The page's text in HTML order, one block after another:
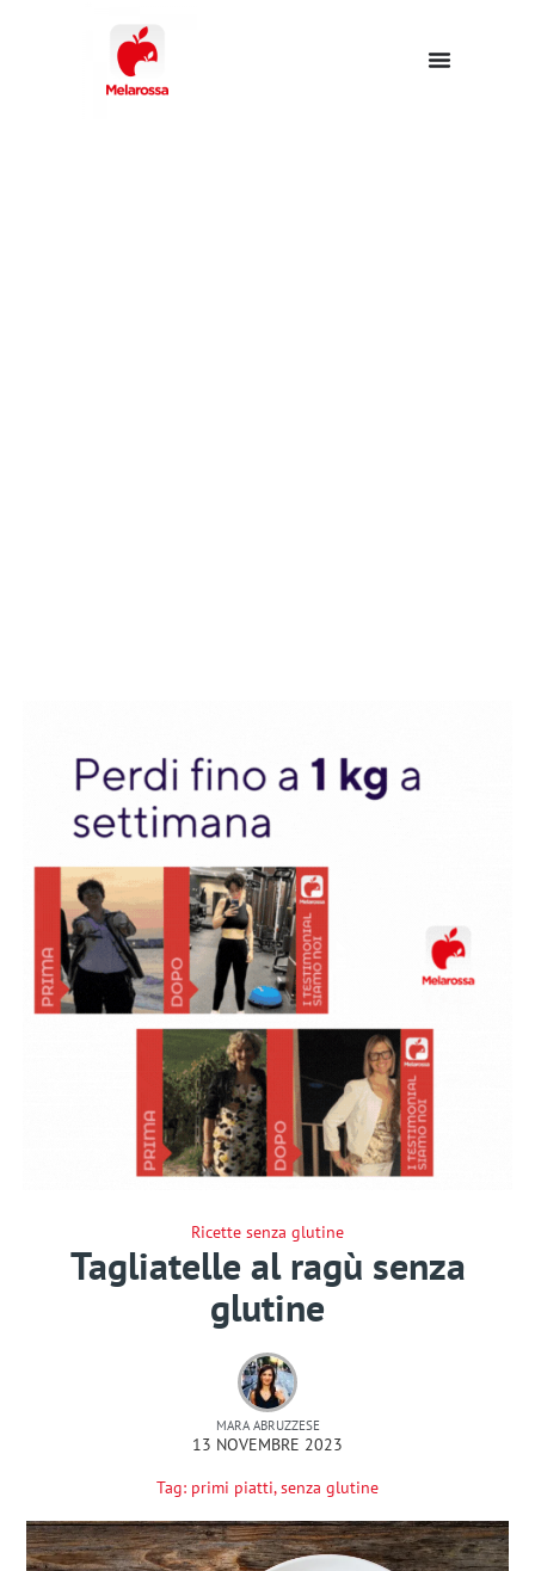
Ricette senza glutine
Tagliatelle al ragù senza
glutine
MARA ABRUZZESE
13 NOVEMBRE 2023
Tag: primi piatti,senza glutine